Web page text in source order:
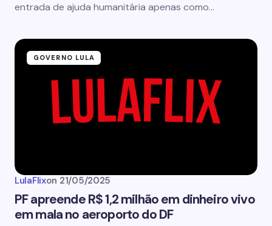
entrada de ajuda humanitária apenas como…
GOVERNO LULA
LulaFlixon 21/05/2025
PF apreende R$ 1,2 milhão em dinheiro vivo
em mala no aeroporto do DF